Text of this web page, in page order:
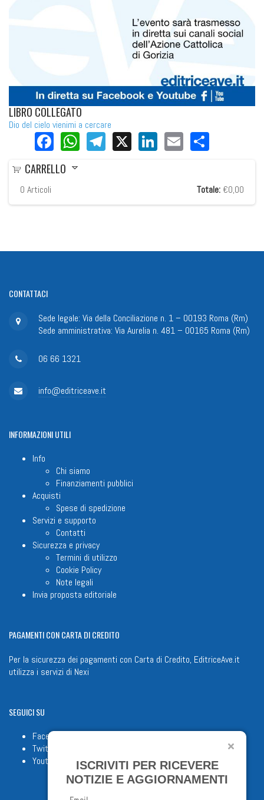
LIBRO COLLEGATO
Dio del cielo vienimi a cercare
Facebook
WhatsApp
Telegram
X LinkedIn
Email
CARRELLO
0 Articoli Totale: €0,00
CONTATTACI
Sede legale: Via della Conciliazione n. 1 – 00193 Roma (Rm)
Sede amministrativa: Via Aurelia n. 481 – 00165 Roma (Rm)
06 66 1321
info@editriceave.it
INFORMAZIONIUTILI
Info
Chi siamo
Finanziamenti pubblici
Acquisti
Spese di spedizione
Servizi e supporto
Contatti
Sicurezza e privacy
Termini di utilizzo
Cookie Policy
Note legali
Invia proposta editoriale
PAGAMENTICON CARTA DI CREDITO
Per la sicurezza dei pagamenti con Carta di Credito, EditriceAve.it
utilizza i servizi di Nexi
SEGUICISU
Facebook
Twitter
Youtube
ISCRIVITI PER RICEVERE
NOTIZIE E AGGIORNAMENTI